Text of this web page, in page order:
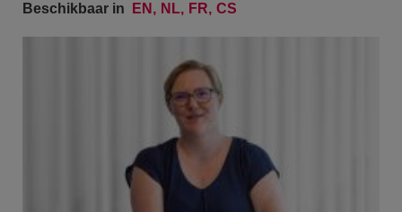
Beschikbaar in EN NL FR CS